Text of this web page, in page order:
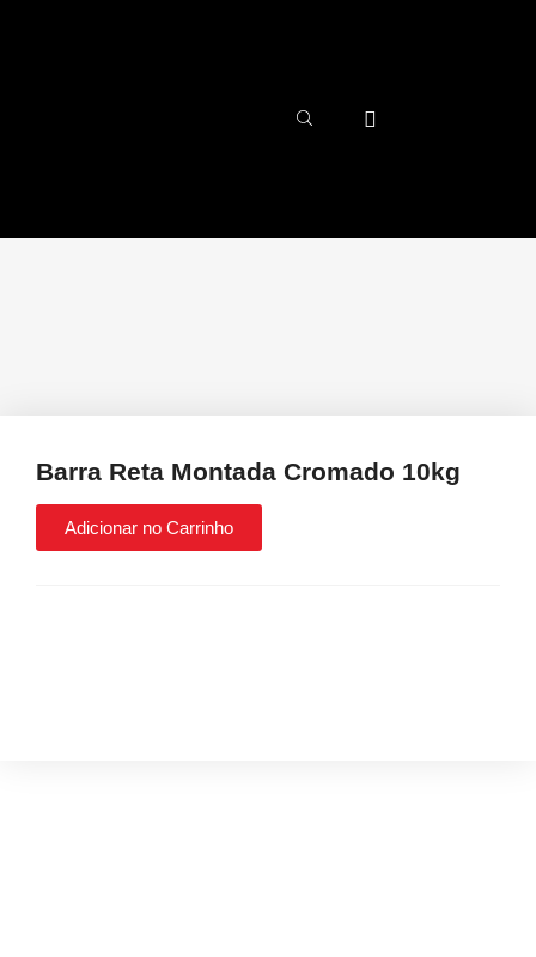
Barra Reta Montada Cromado 10kg
Adicionar no Carrinho